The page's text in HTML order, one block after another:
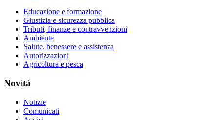
Educazione e formazione
Giustizia e sicurezza pubblica
Tributi, finanze e contravvenzioni
Ambiente
Salute, benessere e assistenza
Autorizzazioni
Agricoltura e pesca
Novità
Notizie
Comunicati